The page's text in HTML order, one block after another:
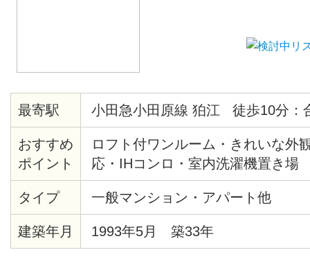
最寄駅 小田急小田原線 狛江 徒歩10分：
おすすめ
ポイント
ロフト付ワンルーム・きれいな外
応・IHコンロ・室内洗濯機置き場
タイプ 一般マンション・アパート他
建築年月 1993年5月 築33年